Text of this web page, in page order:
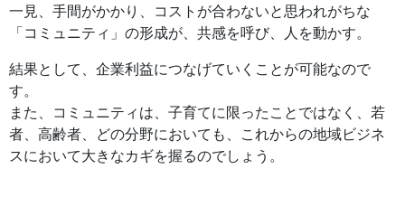
一見、手間がかかり、コストが合わないと思われがちな
「コミュニティ」の形成が、共感を呼び、人を動かす。
結果として、企業利益につなげていくことが可能なので
す。
また、コミュニティは、子育てに限ったことではなく、若
者、高齢者、どの分野においても、これからの地域ビジネ
スにおいて大きなカギを握るのでしょう。